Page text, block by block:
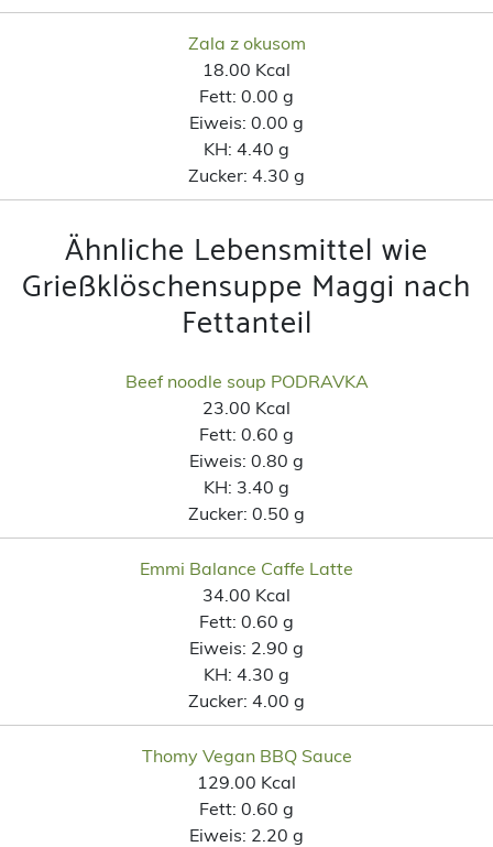
Zala z okusom
18.00 Kcal
Fett: 0.00 g
Eiweis: 0.00 g
KH: 4.40 g
Zucker: 4.30 g
Ähnliche Lebensmittel wie
Grießklöschensuppe Maggi nach
Fettanteil
Beef noodle soup PODRAVKA
23.00 Kcal
Fett: 0.60 g
Eiweis: 0.80 g
KH: 3.40 g
Zucker: 0.50 g
Emmi Balance Caffe Latte
34.00 Kcal
Fett: 0.60 g
Eiweis: 2.90 g
KH: 4.30 g
Zucker: 4.00 g
Thomy Vegan BBQ Sauce
129.00 Kcal
Fett: 0.60 g
Eiweis: 2.20 g